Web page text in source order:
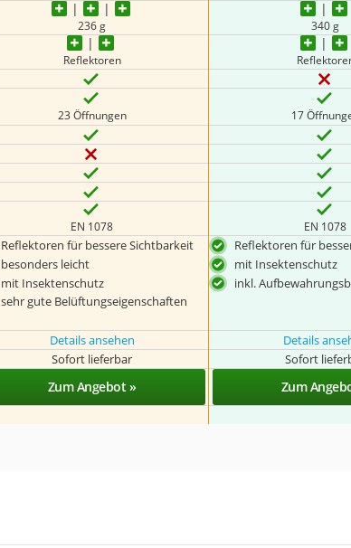
236 g 340 g
Reflektoren
23 Öffnungen 17
EN 1078 EN 1078
Reflektoren für bessere Sichtbarkeit
besonders leicht
mit Insektenschutz
sehr gute Belüftungseigenschaften
Reflektoren für
mit Insektenschutz
inkl.
Details ansehen Details
Sofort lieferbar Sofort
Zum Angebot » Zum